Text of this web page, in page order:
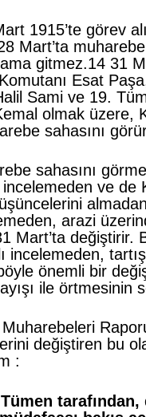
1915’te görev
Mart’ta muharebe
gitmez.14 31
Esat
Sami ve 19.
olmak üzere,
sahasını
sahasını
incelemeden ve de
arazi
Mart’ta değiştirir.
incelemeden,
önemli bir
ile örtmesinin
değiştiren bu
: